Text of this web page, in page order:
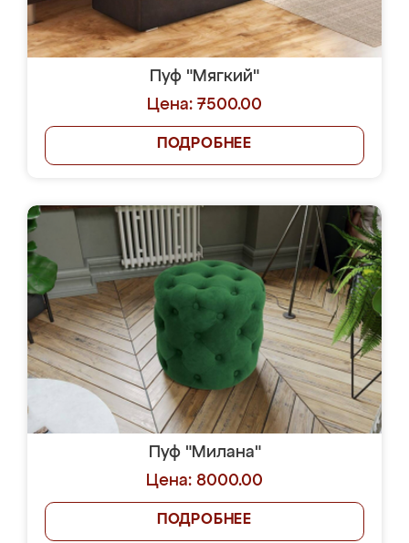
Пуф "Мягкий"
Цена: 7500.00
ПОДРОБНЕЕ
Пуф "Милана"
Цена: 8000.00
ПОДРОБНЕЕ